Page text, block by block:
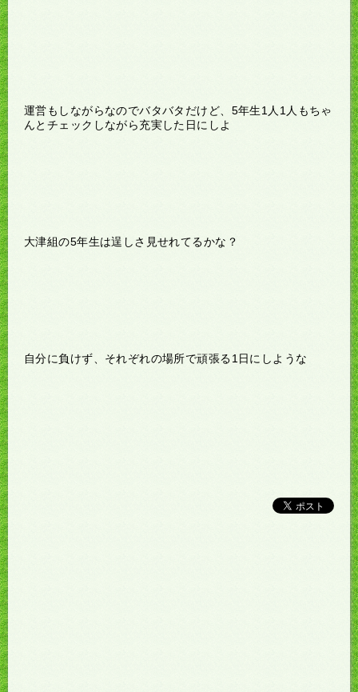
運営もしながらなのでバタバタだけど、5年生1人1人もちゃ
んとチェックしながら充実した日にしよ
大津組の5年生は逞しさ見せれてるかな？
自分に負けず、それぞれの場所で頑張る1日にしような